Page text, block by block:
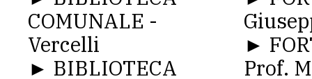
COMUNALE -
Vercelli
► BIBLIOTECA
►
Prof.